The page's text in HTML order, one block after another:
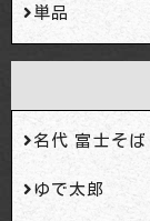
単品
名代 富士そば
ゆで太郎